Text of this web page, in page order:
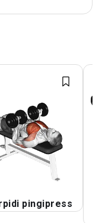
pingipress